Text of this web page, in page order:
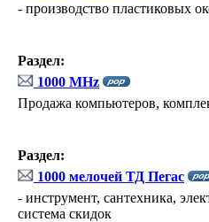
- производство пластиковых
Раздел:
1000 MHz
Продажа компьютеров,
Раздел:
1000 мелочей ТД Пегас
- инструмент, сантехника,
система скидок